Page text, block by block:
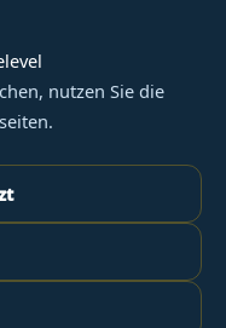
nutzen Sie die